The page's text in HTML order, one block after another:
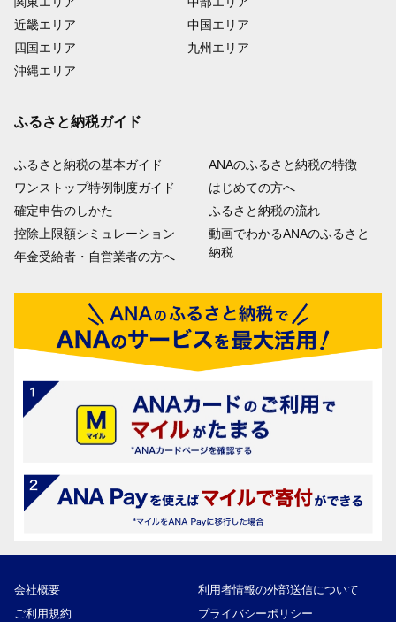
近畿エリア
四国エリア
沖縄エリア
中国エリア
九州エリア
ふるさと納税ガイド
ふるさと納税の基本ガイド
ワンストップ特例制度ガイド
確定申告のしかた
控除上限額シミュレーション
年金受給者・自営業者の方へ
ANAのふるさと納税の特徴
はじめての方へ
ふるさと納税の流れ
動画でわかるANAのふるさと
納税
会社概要
利用者情報の外部送信について
ご利用規約
プライバシーポリシー